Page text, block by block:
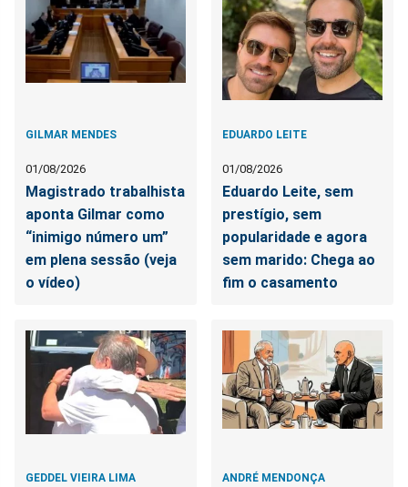
GILMAR MENDES
01/08/2026
Magistrado trabalhista
aponta Gilmar como
“inimigo número um”
em plena sessão (veja
o vídeo)
EDUARDO LEITE
01/08/2026
Eduardo Leite, sem
prestígio, sem
popularidade e agora
sem marido: Chega ao
fim o casamento
GEDDEL VIEIRA LIMA ANDRÉ MENDONÇA